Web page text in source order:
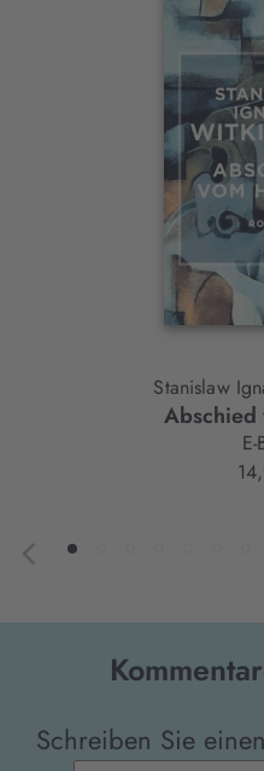
Stanislaw
Abschied
Schreiben Sie